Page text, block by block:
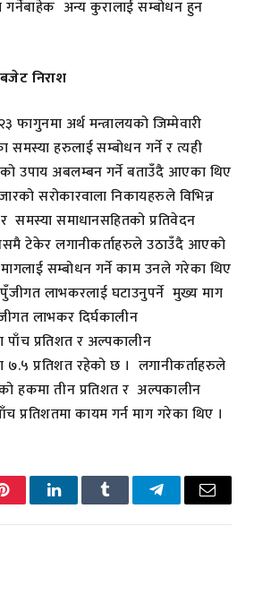
अन्य कुरालाई सम्बोधन हुन
निराश
फागुनमा अर्थ मन्त्रालयको जिम्मेवारी
हरुलाई सम्बोधन गर्ने र त्यही
उपाय अबलम्बन गर्ने बताउँदै आएका थिए
सरोकारवाला निकायहरुले विभिन्न
समाधानसहितको प्रतिवेदन
टेकेर लगानीकर्ताहरुले उठाउँदै आएको
सम्बोधन गर्ने काम उनले गरेका थिए
लाभकरलाई घटाउनुपर्ने मुख्य माग
लाभकर दिर्घकालीन
पाँच प्रतिशत र अल्पकालीन
७.५ प्रतिशत रहेको छ । लगानीकर्ताहरुले
हकमा तीन प्रतिशत र अल्पकालीन
प्रतिशतमा कायम गर्न माग गरेका थिए ।
PinterestLinkedInTumblr TelegramEmail